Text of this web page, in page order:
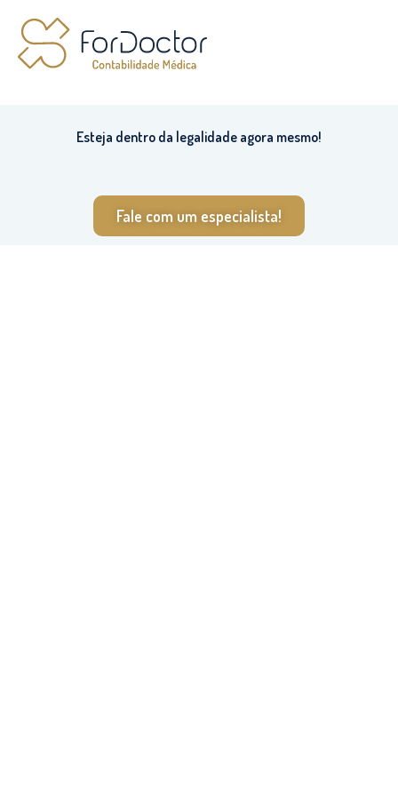
Esteja dentro da legalidade agora mesmo!​
Fale com um especialista!